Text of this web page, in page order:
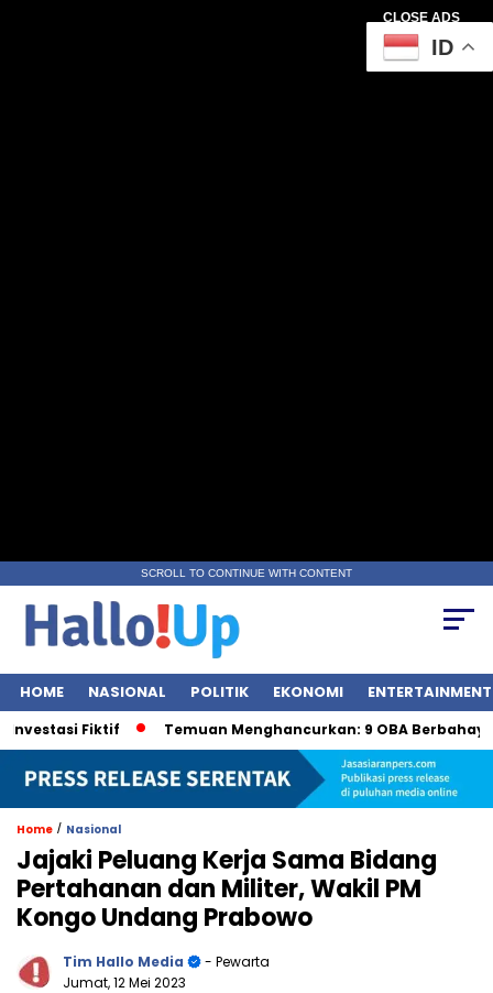
CLOSE ADS
SCROLL TO CONTINUE WITH CONTENT
HOME NASIONAL POLITIK EKONOMI ENTERTAINMENT
Fiktif Temuan Menghancurkan: 9 OBA Berbahaya oleh
Home / Nasional
Jajaki Peluang Kerja Sama Bidang
Pertahanan dan Militer, Wakil PM
Kongo Undang Prabowo
Tim Hallo Media
- Pewarta
Jumat, 12 Mei 2023
ID